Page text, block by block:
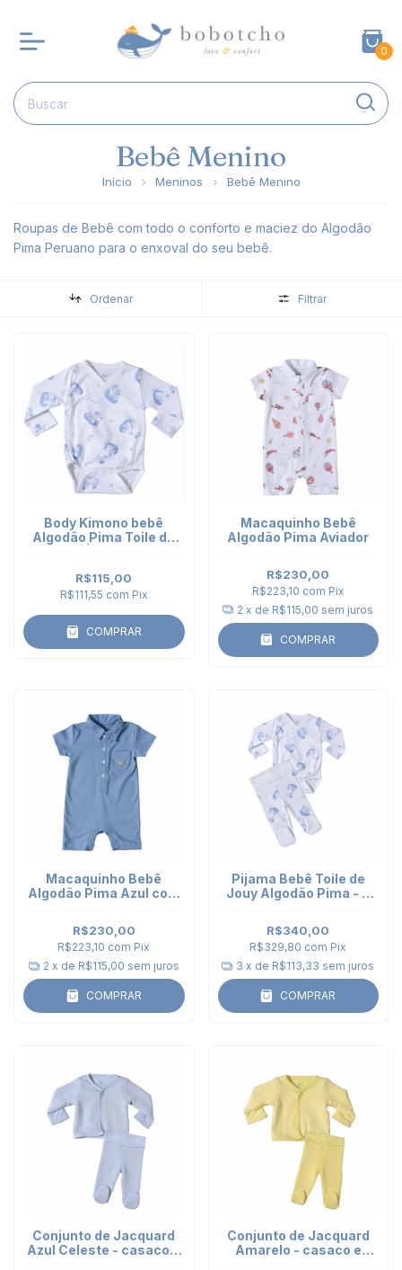
0
Bebê Menino
Início Meninos Bebê Menino
Roupas de Bebê com todo o conforto e maciez do Algodão
Pima Peruano para o enxoval do seu bebê.
Ordenar Filtrar
Body Kimono bebê
Algodão Pima Toile de
R$115,00
R$111,55 com Pix
COMPRAR
Macaquinho Bebê
Algodão Pima Aviador
R$230,00
R$223,10 com Pix
2 x de R$115,00 sem juros
COMPRAR
Macaquinho Bebê
Algodão Pima Azul com
R$230,00
R$223,10 com Pix
2 x de R$115,00 sem juros
COMPRAR
Pijama Bebê Toile de
Jouy Algodão Pima - 2
R$340,00
R$329,80 com Pix
3 x de R$113,33 sem juros
COMPRAR
Conjunto de Jacquard
Azul Celeste - casaco e
Conjunto de Jacquard
Amarelo - casaco e